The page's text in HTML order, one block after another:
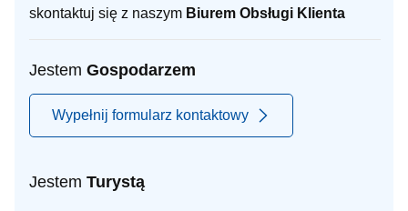
skontaktuj się z naszym Biurem Obsługi Klienta
Jestem Gospodarzem
Wypełnij formularz kontaktowy
Jestem Turystą